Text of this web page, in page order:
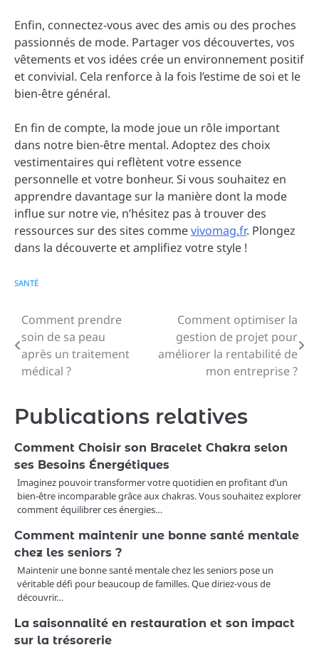
Enfin, connectez-vous avec des amis ou des proches
passionnés de mode. Partager vos découvertes, vos
vêtements et vos idées crée un environnement positif
et convivial. Cela renforce à la fois l’estime de soi et le
bien-être général.
En fin de compte, la mode joue un rôle important
dans notre bien-être mental. Adoptez des choix
vestimentaires qui reflètent votre essence
personnelle et votre bonheur. Si vous souhaitez en
apprendre davantage sur la manière dont la mode
influe sur notre vie, n’hésitez pas à trouver des
ressources sur des sites commevivomag.fr. Plongez
dans la découverte et amplifiez votre style !
SANTÉ
Navigation
de
l’article
Comment prendre
soin de sa peau
après un traitement
médical ?
Comment optimiser la
gestion de projet pour
améliorer la rentabilité de
mon entreprise ?
Publications relatives
Comment Choisir son Bracelet Chakra selon
ses Besoins Énergétiques
Imaginez pouvoir transformer votre quotidien en profitant d’un
bien-être incomparable grâce aux chakras. Vous souhaitez explorer
comment équilibrer ces énergies…
Comment maintenir une bonne santé mentale
chez les seniors ?
Maintenir une bonne santé mentale chez les seniors pose un
véritable défi pour beaucoup de familles. Que diriez-vous de
découvrir…
La saisonnalité en restauration et son impact
sur la trésorerie